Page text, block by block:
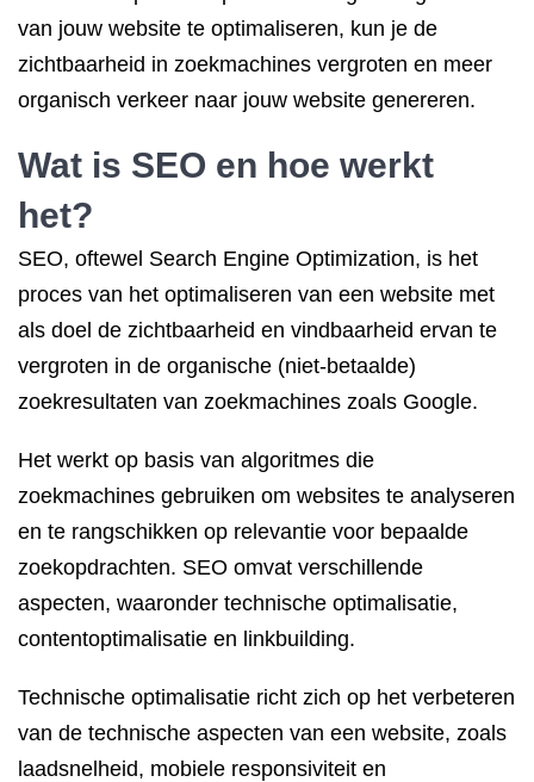
van jouw website te optimaliseren, kun je de
zichtbaarheid in zoekmachines vergroten en meer
organisch verkeer naar jouw website genereren.
Wat is SEO en hoe werkt
het?
SEO, oftewel Search Engine Optimization, is het
proces van het optimaliseren van een website met
als doel de zichtbaarheid en vindbaarheid ervan te
vergroten in de organische (niet-betaalde)
zoekresultaten van zoekmachines zoals Google.
Het werkt op basis van algoritmes die
zoekmachines gebruiken om websites te analyseren
en te rangschikken op relevantie voor bepaalde
zoekopdrachten. SEO omvat verschillende
aspecten, waaronder technische optimalisatie,
contentoptimalisatie en linkbuilding.
Technische optimalisatie richt zich op het verbeteren
van de technische aspecten van een website, zoals
laadsnelheid, mobiele responsiviteit en